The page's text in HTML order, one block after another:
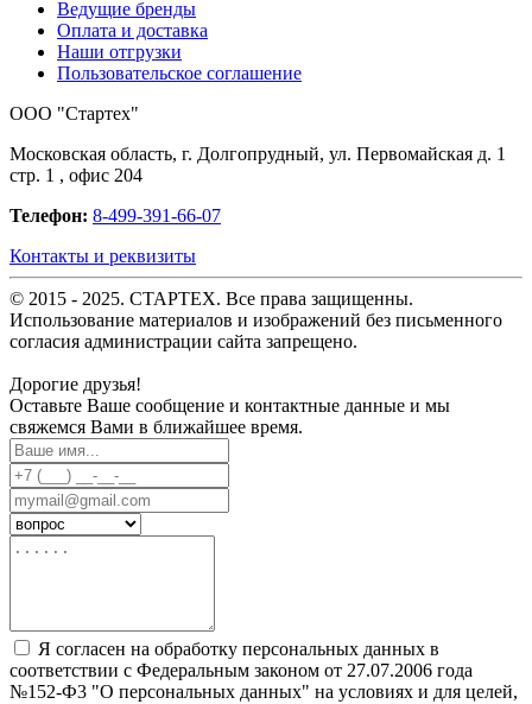
Ведущие бренды
Оплата и доставка
Наши отгрузки
Пользовательское соглашение
OOO "Стартех"
Московская область, г. Долгопрудный, ул. Первомайская д. 1
стр. 1 , офис 204
Телефон: 8-499-391-66-07
Контакты и реквизиты
© 2015 - 2025. СТАРТЕХ. Все права защищенны.
Использование материалов и изображений без письменного
согласия администрации сайта запрещено.
Дорогие друзья!
Оставьте Ваше сообщение и контактные данные и мы
свяжемся Вами в ближайшее время.
Я согласен на обработку персональных данных в
соответствии с Федеральным законом от 27.07.2006 года
№152-Ф3 "О персональных данных" на условиях и для целей,